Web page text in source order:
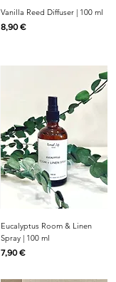
Vanilla Reed Diffuser | 100 ml
Cijena
8,90 €
Eucalyptus Room & Linen
Spray | 100 ml
Cijena
7,90 €